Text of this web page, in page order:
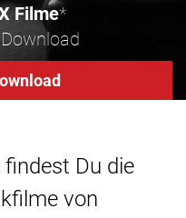
Filme*
findest Du die
von